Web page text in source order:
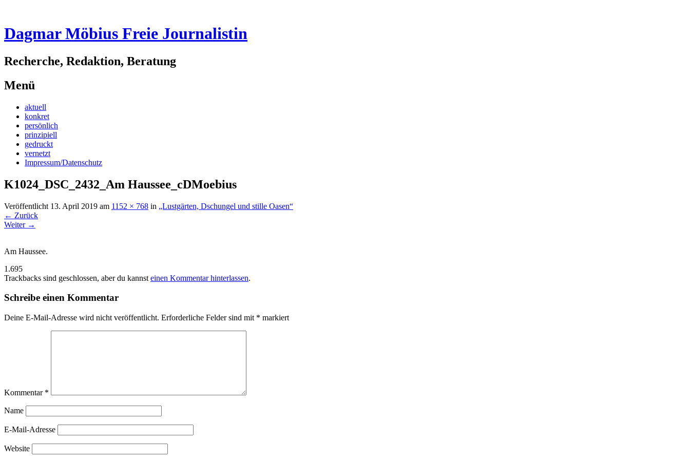
Dagmar Möbius Freie Journalistin
Recherche, Redaktion, Beratung
Menü
Zum
Inhalt
springen
aktuell
konkret
persönlich
prinzipiell
gedruckt
vernetzt
Impressum/Datenschutz
K1024_DSC_2432_Am Haussee_cDMoebius
Veröffentlicht 13. April 2019 am 1152 × 768 in „Lustgärten, Dschungel und stille Oasen“
← Zurück
Weiter →
Am Haussee.
1.695
Trackbacks sind geschlossen, aber du kannst einen Kommentar hinterlassen.
Schreibe einen Kommentar
Deine E-Mail-Adresse wird nicht veröffentlicht. Erforderliche Felder sind mit * markiert
Kommentar *
Name
E-Mail-Adresse
Website